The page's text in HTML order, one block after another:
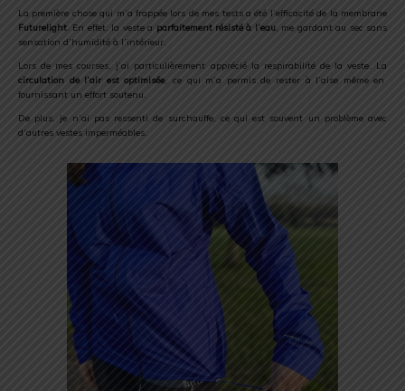
La première chose qui m’a frappée lors de mes tests a été l’efficacité de la membrane
Futurelight. En effet, la veste a parfaitement résisté à l’eau, me gardant au sec sans
sensation d’humidité à l’intérieur.
Lors de mes courses, j’ai particulièrement apprécié la respirabilité de la veste. La
circulation de l’air est optimisée, ce qui m’a permis de rester à l’aise même en
fournissant un effort soutenu.
De plus, je n’ai pas ressenti de surchauffe, ce qui est souvent un problème avec
d’autres vestes imperméables.